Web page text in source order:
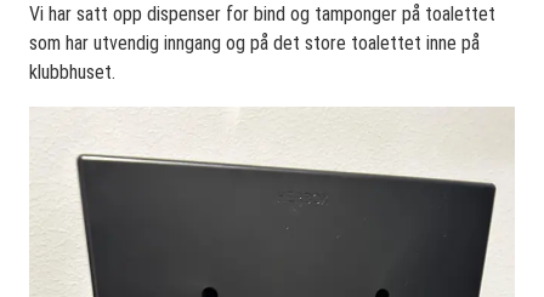
Vi har satt opp dispenser for bind og tamponger på toalettet
som har utvendig inngang og på det store toalettet inne på
klubbhuset.